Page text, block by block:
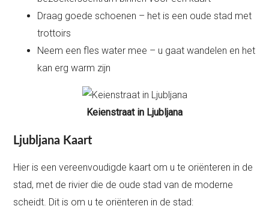
Draag goede schoenen – het is een oude stad met
trottoirs
Neem een fles water mee – u gaat wandelen en het
kan erg warm zijn
Keienstraat in Ljubljana
Ljubljana Kaart
Hier is een vereenvoudigde kaart om u te oriënteren in de
stad, met de rivier die de oude stad van de moderne
scheidt. Dit is om u te oriënteren in de stad: